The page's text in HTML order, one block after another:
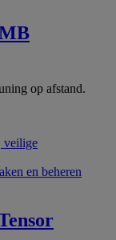
op afstand.
veilige
en beheren